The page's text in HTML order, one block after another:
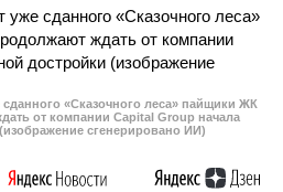
«Сказочного леса» пайщики ЖК
от компании Capital Group начала
сгенерировано ИИ)